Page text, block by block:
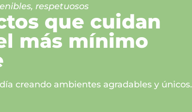
respetuosos
que cuidan
más mínimo
creando ambientes agradables y únicos.